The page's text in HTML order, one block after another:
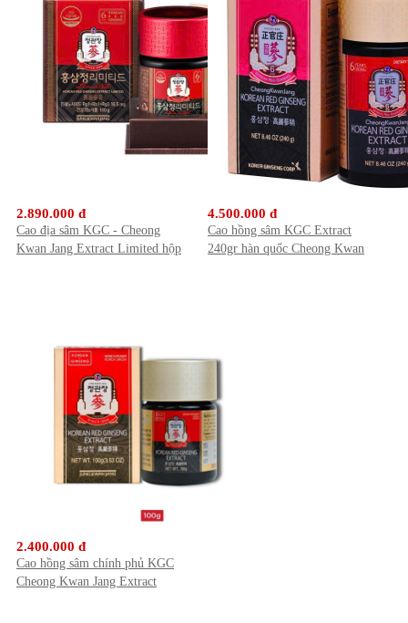
2.890.000 đ
Cao địa sâm KGC - Cheong
Kwan Jang Extract Limited hộp
4.500.000 đ
Cao hồng sâm KGC Extract
240gr hàn quốc Cheong Kwan
2.400.000 đ
Cao hồng sâm chính phủ KGC
Cheong Kwan Jang Extract